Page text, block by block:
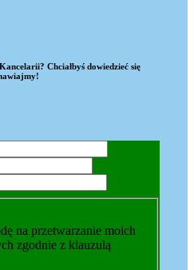
Chciałbyś dowiedzieć się
na przetwarzanie moich
zgodnie z klauzulą